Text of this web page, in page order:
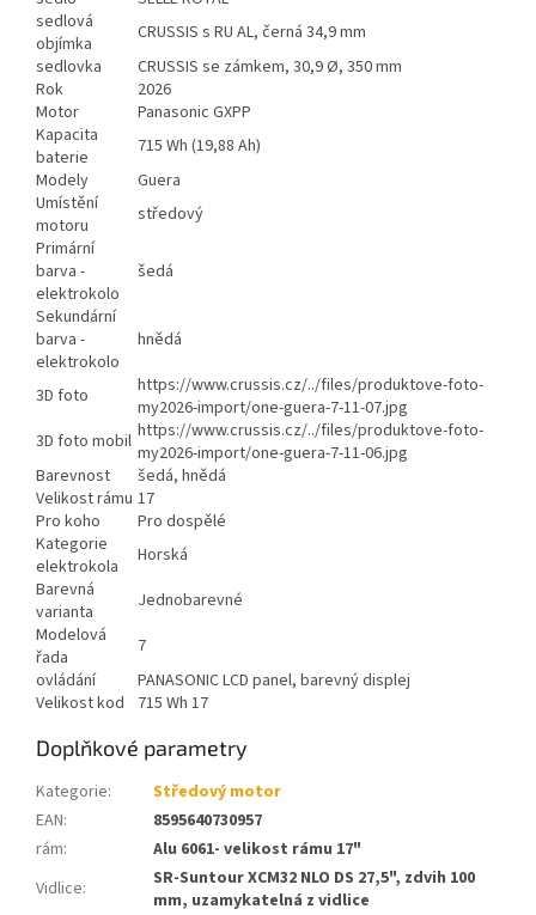
sedlová
objímka
CRUSSIS s RU AL, černá 34,9 mm
sedlovka
CRUSSIS se zámkem, 30,9 Ø, 350 mm
Rok
2026
Motor
Panasonic GXPP
Kapacita
baterie
715 Wh (19,88 Ah)
Modely
Guera
Umístění
motoru
středový
Primární
barva -
elektrokolo
šedá
Sekundární
barva -
elektrokolo
hnědá
3D foto
https://www.crussis.cz/../files/produktove-foto-
my2026-import/one-guera-7-11-07.jpg
3D foto mobil https://www.crussis.cz/../files/produktove-foto-
my2026-import/one-guera-7-11-06.jpg
Barevnost
šedá, hnědá
Velikost rámu 17
Pro koho
Pro dospělé
Kategorie
elektrokola
Horská
Barevná
varianta
Jednobarevné
Modelová
řada
7
ovládání
PANASONIC LCD panel, barevný displej
Velikost kod
715 Wh 17
Doplňkové parametry
Kategorie:
Středový motor
EAN:
8595640730957
rám:
Alu 6061- velikost rámu 17"
Vidlice:
SR-Suntour XCM32 NLO DS 27,5", zdvih 100
mm, uzamykatelná z vidlice